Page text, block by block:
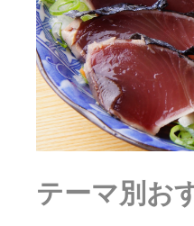
自治体直
はじめる
よくある
問い合わせ
テーマ別お